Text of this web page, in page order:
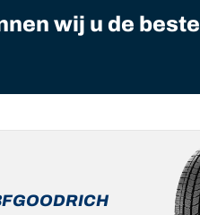
wij u de beste